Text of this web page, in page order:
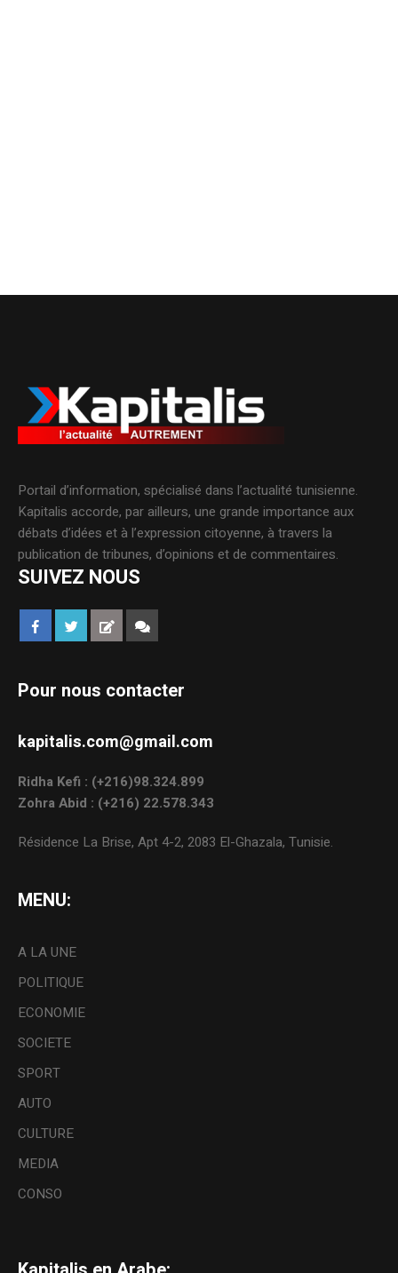
Portail d’information, spécialisé dans l’actualité tunisienne.
Kapitalis accorde, par ailleurs, une grande importance aux
débats d’idées et à l’expression citoyenne, à travers la
publication de tribunes, d’opinions et de commentaires.
SUIVEZ NOUS
Pour nous contacter
kapitalis.com@gmail.com
Ridha Kefi : (+216)98.324.899
Zohra Abid : (+216) 22.578.343
Résidence La Brise, Apt 4-2, 2083 El-Ghazala, Tunisie.
MENU:
A LA UNE
POLITIQUE
ECONOMIE
SOCIETE
SPORT
AUTO
CULTURE
MEDIA
CONSO